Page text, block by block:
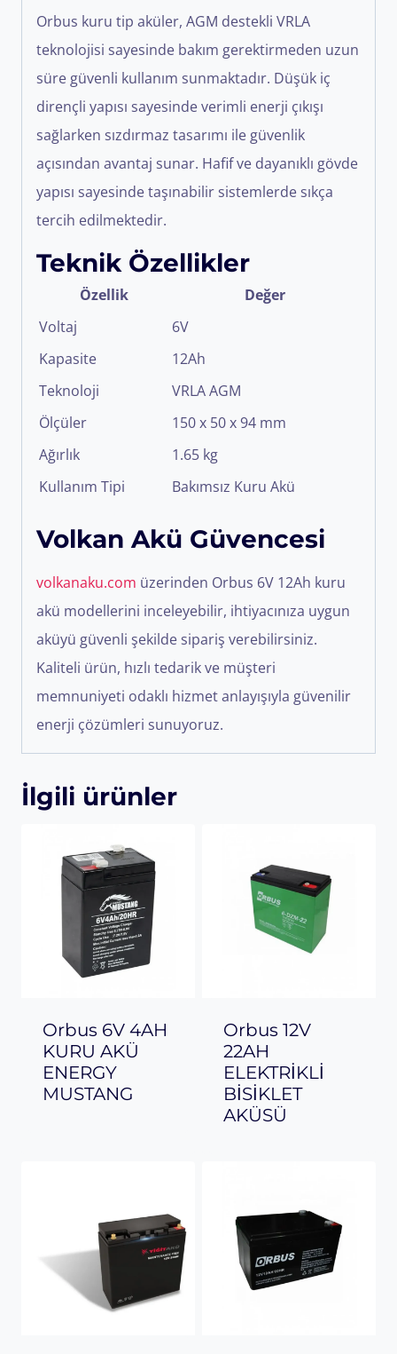
Orbus kuru tip aküler, AGM destekli VRLA
teknolojisi sayesinde bakım gerektirmeden uzun
süre güvenli kullanım sunmaktadır. Düşük iç
dirençli yapısı sayesinde verimli enerji çıkışı
sağlarken sızdırmaz tasarımı ile güvenlik
açısından avantaj sunar. Hafif ve dayanıklı gövde
yapısı sayesinde taşınabilir sistemlerde sıkça
tercih edilmektedir.
Teknik Özellikler
Özellik
Değer
Voltaj
6V
Kapasite
12Ah
Teknoloji
VRLA AGM
Ölçüler
150 x 50 x 94 mm
Ağırlık
1.65 kg
Kullanım Tipi
Bakımsız Kuru Akü
Volkan Akü Güvencesi
volkanaku.com üzerinden Orbus 6V 12Ah kuru
akü modellerini inceleyebilir, ihtiyacınıza uygun
aküyü güvenli şekilde sipariş verebilirsiniz.
Kaliteli ürün, hızlı tedarik ve müşteri
memnuniyeti odaklı hizmet anlayışıyla güvenilir
enerji çözümleri sunuyoruz.
İlgili ürünler
Orbus 6V 4AH
KURU AKÜ
ENERGY
MUSTANG
Orbus 12V
22AH
ELEKTRİKLİ
BİSİKLET
AKÜSÜ